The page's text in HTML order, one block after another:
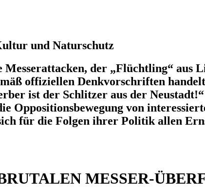
und Naturschutz
der „Flüchtling“ aus
offiziellen Denkvorschriften
ist der Schlitzer aus der
Oppositionsbewegung von
für die Folgen ihrer Politik allen
MESSER-